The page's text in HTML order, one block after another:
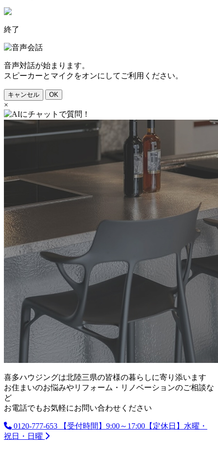
終了
音声対話が始まります。
スピーカーとマイクをオンにしてご利用ください。
キャンセル OK
×
喜多ハウジングは北陸三県の皆様の暮らしに寄り添います
お住まいのお悩みやリフォーム・リノベーションのご相談な
ど
お電話でもお気軽にお問い合わせください
0120-777-653
【受付時間】9:00～17:00【定休日】水曜・
祝日・日曜